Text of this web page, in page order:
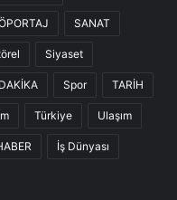
SANAT
Siyaset
Spor TARİH
Türkiye Ulaşım
İş Dünyası